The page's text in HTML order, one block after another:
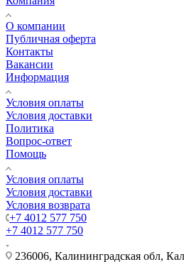
О компании
Публичная оферта
Контакты
Вакансии
Информация
Условия оплаты
Условия доставки
Политика
Вопрос-ответ
Помощь
Условия оплаты
Условия доставки
Условия возврата
+7 4012 577 750
+7 4012 577 750
236006, Калининградская обл,